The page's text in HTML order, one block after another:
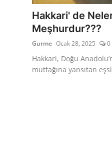
Hakkari' de
Meşhurdur???
Gurme Ocak 28, 2025 0
Hakkari, Doğu
mutfağına yansıtan